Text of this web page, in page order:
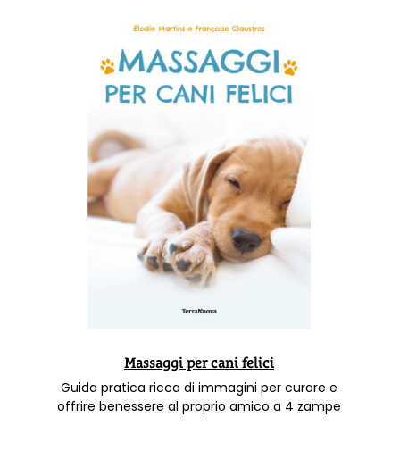
Massaggi per cani felici
Guida pratica ricca di immagini per curare e
offrire benessere al proprio amico a 4 zampe